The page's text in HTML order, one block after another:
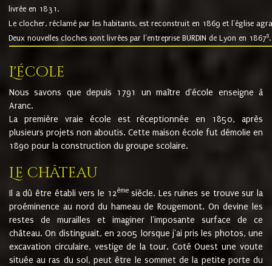
livrée en 1831.
Le clocher, réclamé par les habitants, est reconstruit en 1869 et l'église
Deux nouvelles cloches sont livrées par l'entreprise BURDIN de Lyon en 18678.
L'école
Nous savons que depuis 1791 un maître d'école enseigne à
Aranc.
La première vraie école est réceptionnée en 1850, après
plusieurs projets non aboutis. Cette maison école fut démolie en
1890 pour la construction du groupe scolaire.
Le château
Il a dû être établi vers le 12èmesiècle. Les ruines se trouve sur la
proéminence au nord du hameau de Rougemont. On devine les
restes de murailles et imaginer l'imposante surface de ce
château. On distinguait, en 2005 lorsque j'ai pris les photos, une
excavation circulaire, vestige de la tour. Coté Ouest une voute
située au ras du sol, peut être le sommet de la petite porte du